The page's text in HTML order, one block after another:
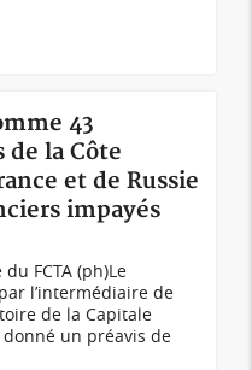
43
de la Côte
et de Russie
impayés
FCTA (ph)Le
l’intermédiaire de
de la Capitale
donné un préavis de